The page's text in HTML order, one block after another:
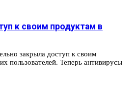
к своим продуктам в
закрыла доступ к своим
пользователей. Теперь антивирусы